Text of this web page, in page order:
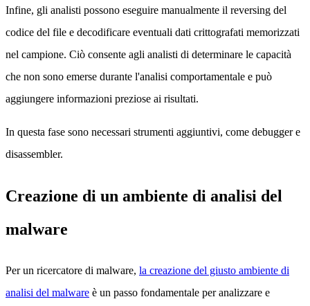
Infine, gli analisti possono eseguire manualmente il reversing del
codice del file e decodificare eventuali dati crittografati memorizzati
nel campione. Ciò consente agli analisti di determinare le capacità
che non sono emerse durante l'analisi comportamentale e può
aggiungere informazioni preziose ai risultati.
In questa fase sono necessari strumenti aggiuntivi, come debugger e
disassembler.
Creazione di un ambiente di analisi del
malware
Per un ricercatore di malware, la creazione del giusto ambiente di
analisi del malware è un passo fondamentale per analizzare e